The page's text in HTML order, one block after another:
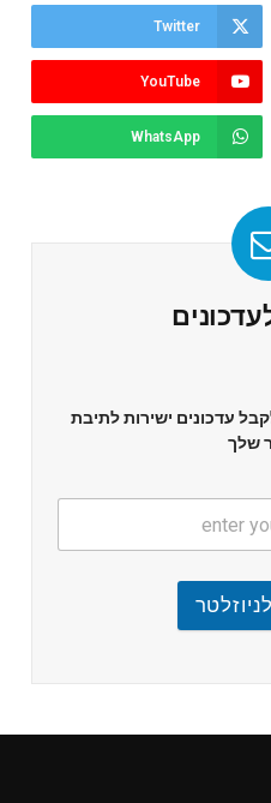
Twitter
YouTube
WhatsApp
עדכונים ישירות לתיבת
שלך